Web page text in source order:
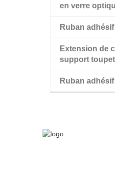
en verre
Ruban
Extension de
support
perruque
Ruban